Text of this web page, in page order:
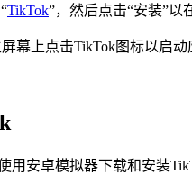
TikTok”，然后点击“安装”以
幕上点击TikTok图标以启动
安卓模拟器下载和安装